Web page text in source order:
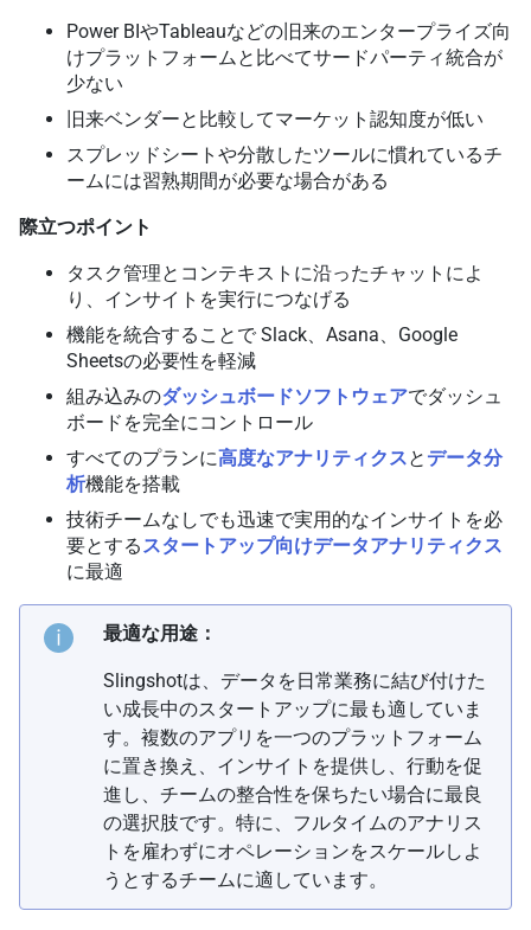
Power BIやTableauなどの旧来のエンタープライズ向
けプラットフォームと比べてサードパーティ統合が
少ない
旧来ベンダーと比較してマーケット認知度が低い
スプレッドシートや分散したツールに慣れているチ
ームには習熟期間が必要な場合がある
際立つポイント
タスク管理とコンテキストに沿ったチャットによ
り、インサイトを実行につなげる
機能を統合することで Slack、Asana、Google
Sheetsの必要性を軽減
組み込みのダッシュボードソフトウェアでダッシュ
ボードを完全にコントロール
すべてのプランに高度なアナリティクスと データ分
析機能を搭載
技術チームなしでも迅速で実用的なインサイトを必
要とするスタートアップ向けデータアナリティクス
に最適
最適な用途：
Slingshotは、データを日常業務に結び付けた
い成長中のスタートアップに最も適していま
す。複数のアプリを一つのプラットフォーム
に置き換え、インサイトを提供し、行動を促
進し、チームの整合性を保ちたい場合に最良
の選択肢です。特に、フルタイムのアナリス
トを雇わずにオペレーションをスケールしよ
うとするチームに適しています。